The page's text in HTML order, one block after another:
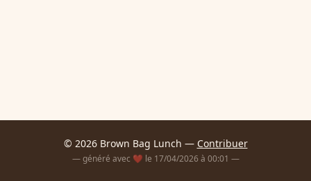
© 2026 Brown Bag Lunch — Contribuer
— généré avec ❤️ le 17/04/2026 à 00:01 —